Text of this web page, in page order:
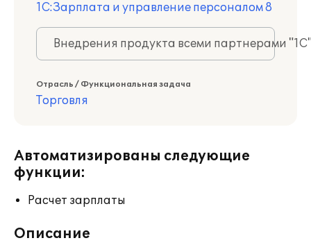
1С:Зарплата и управление персоналом 8
Внедрения продукта всеми партнерами
Отрасль / Функциональная задача
Торговля
Автоматизированы следующие
функции:
Расчет зарплаты
Описание